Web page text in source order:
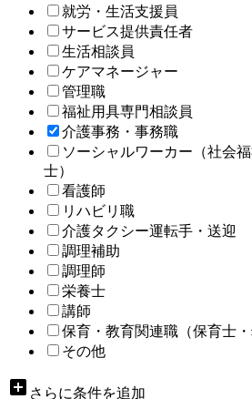
就労・生活支援員
サービス提供責任者
生活相談員
ケアマネージャー
管理職
福祉用具専門相談員
介護事務・事務職
ソーシャルワーカー（社会
士）
看護師
リハビリ職
介護タクシー運転手・送迎
調理補助
調理師
栄養士
講師
保育・教育関連職（保育士・
その他
add_box さらに条件を追加